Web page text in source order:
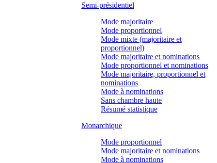
Semi-présidentiel
Mode majoritaire
Mode proportionnel
Mode mixte (majoritaire et
proportionnel)
Mode majoritaire et nominations
Mode proportionnel et nominations
Mode majoritaire, proportionnel et
nominations
Mode à nominations
Sans chambre haute
Résumé statistique
Monarchique
Mode proportionnel
Mode majoritaire et nominations
Mode à nominations